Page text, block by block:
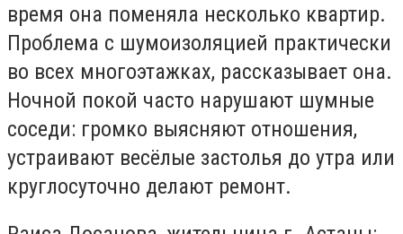
время она поменяла несколько квартир.
Проблема с шумоизоляцией практически
во всех многоэтажках, рассказывает она.
Ночной покой часто нарушают шумные
соседи: громко выясняют отношения,
устраивают весёлые застолья до утра или
круглосуточно делают ремонт.